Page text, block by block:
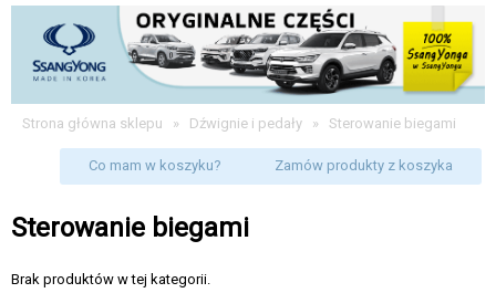
Strona główna sklepu » Dźwignie i pedały » Sterowanie biegami
Co mam w koszyku? Zamów produkty z koszyka
Sterowanie biegami
Brak produktów w tej kategorii.